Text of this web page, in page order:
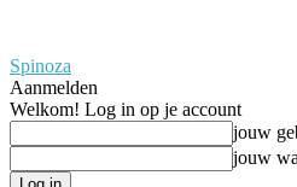
Spinoza
Aanmelden
Welkom! Log in op je account
jouw
jouw